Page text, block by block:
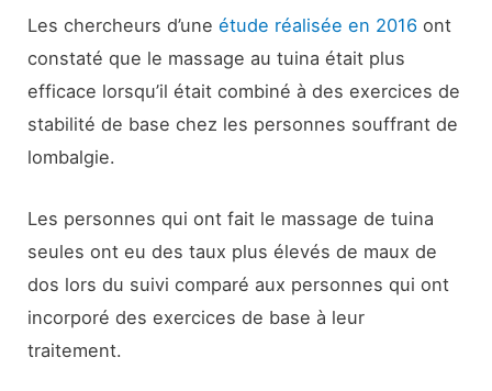
Les chercheurs d’uneétude réalisée en 2016 ont
constaté que le massage au tuina était plus
efficace lorsqu’il était combiné à des exercices de
stabilité de base chez les personnes souffrant de
lombalgie.
Les personnes qui ont fait le massage de tuina
seules ont eu des taux plus élevés de maux de
dos lors du suivi comparé aux personnes qui ont
incorporé des exercices de base à leur
traitement.